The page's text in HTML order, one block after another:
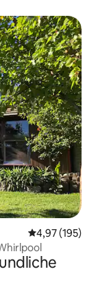
4,97 (195)